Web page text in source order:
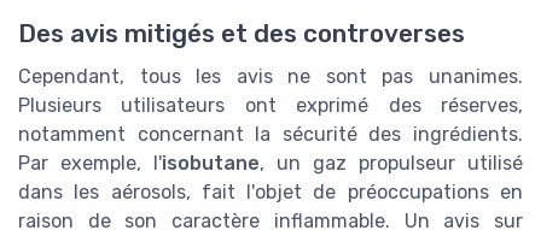
Des avis mitigés et des controverses
Cependant, tous les avis ne sont pas unanimes.
Plusieurs utilisateurs ont exprimé des réserves,
notamment concernant la sécurité des ingrédients.
Par exemple, l'isobutane, un gaz propulseur utilisé
dans les aérosols, fait l'objet de préoccupations en
raison de son caractère inflammable. Un avis sur